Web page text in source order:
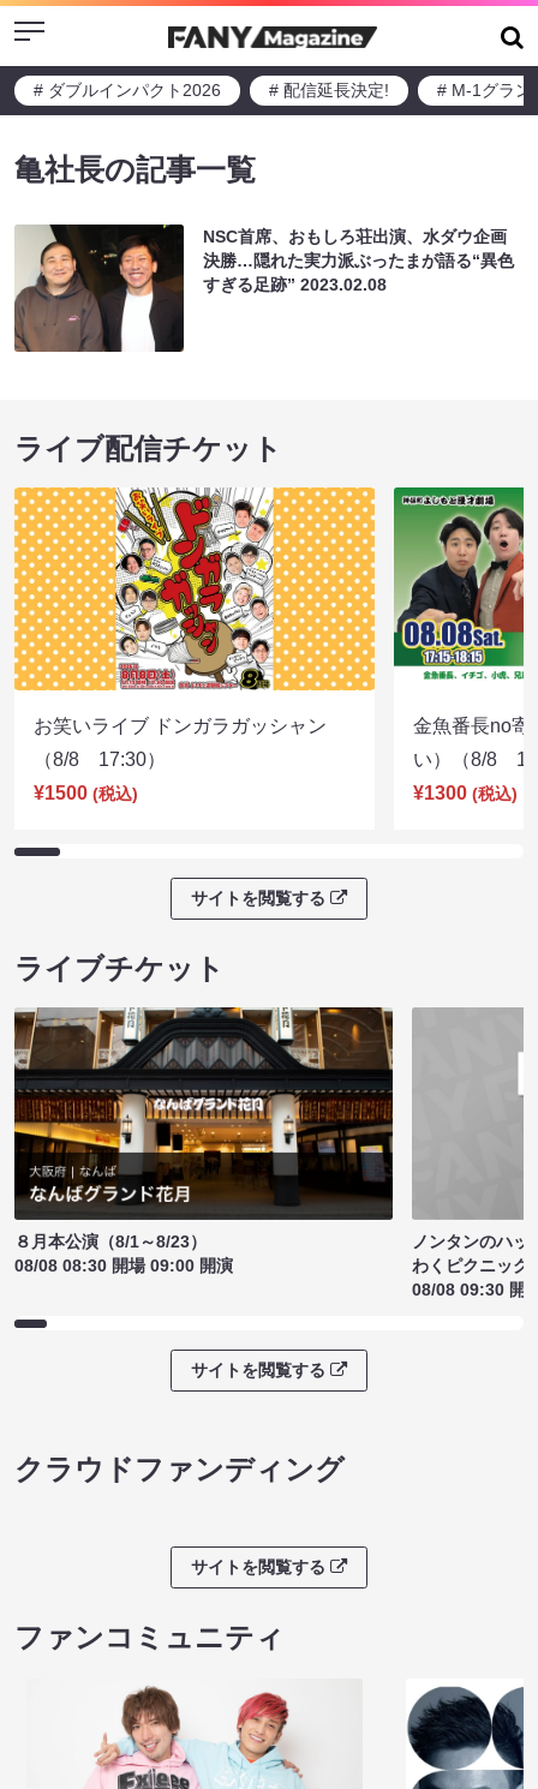
Menu
# ダブルインパクト2026 # 配信延長決定! # M-1グラン
亀社長の記事一覧
NSC首席、おもしろ荘出演、水ダウ企画
決勝…隠れた実力派ぶったまが語る“異色
すぎる足跡”2023.02.08
ライブ配信チケット
お笑いライブ ドンガラガッシャン
（8/8 17:30）
¥1500 (税込)
金魚番長no寄
い）（8/8
¥1300 (税込)
サイトを閲覧する
ライブチケット
８月本公演（8/1～8/23）
08/08 08:30 開場 09:00 開演
ノンタンのハッ
わくピクニック
08/08 09:30 開
サイトを閲覧する
クラウドファンディング
サイトを閲覧する
ファンコミュニティ